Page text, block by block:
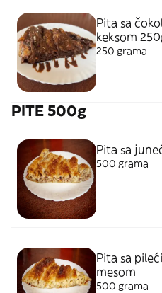
Pita sa
keksom
250 grama
PITE 500g
Pita sa
500 grama
Pita sa
mesom
500 grama